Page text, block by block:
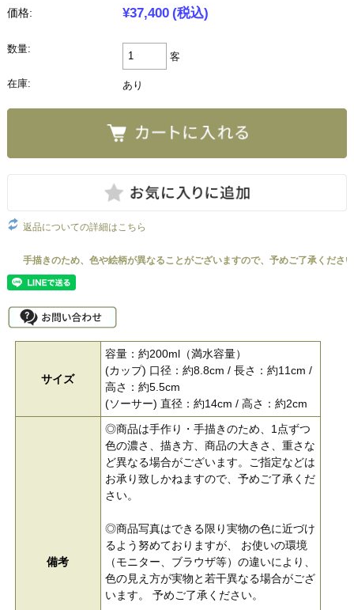
価格:
¥37,400 (税込)
数量:
客
在庫: あり
返品についての詳細はこちら
サイズ
容量：約200ml（満水容量）
(カップ) 口径：約8.8cm / 長さ：約11cm /
高さ：約5.5cm
(ソーサー) 直径：約14cm / 高さ：約2cm
備考
◎商品は手作り・手描きのため、1点ずつ
色の濃さ、描き方、商品の大きさ、重さな
ど異なる場合がございます。ご指定などは
お承り致しかねますので、予めご了承くだ
さい。
◎商品写真はできる限り実物の色に近づけ
るよう努めておりますが、 お使いの環境
（モニター、ブラウザ等）の違いにより、
色の見え方が実物と若干異なる場合がござ
います。 予めご了承ください。